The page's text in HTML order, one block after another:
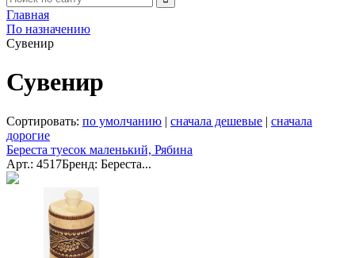
Главная
По назначению
Сувенир
Сувенир
Сортировать: по умолчанию | сначала дешевые | сначала
дорогие
Береста туесок маленький, Рябина
Арт.: 4517Бренд: Береста...